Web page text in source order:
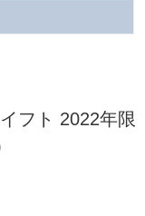
フト 2022年限